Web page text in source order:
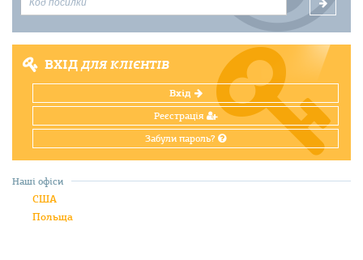
ВХІДДЛЯ КЛІЄНТІВ
Вхід
Реєстрація
Забули пароль?
Наші офіси
США
Польща